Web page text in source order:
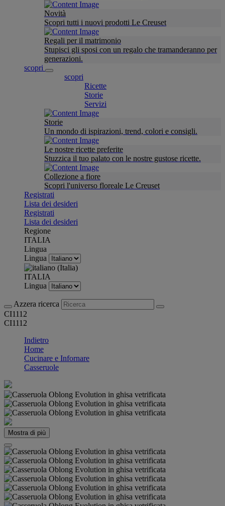
Novità
Scopri tutti i nuovi prodotti Le Creuset
Regali per il matrimonio
Stupisci gli sposi con un regalo che tramanderanno per
generazioni.
scopri
scopri
Ricette
Storie
Servizi
Storie
Un mondo di ispirazioni, trend, colori e consigli.
Le nostre ricette preferite
Stuzzica il tuo palato con le nostre gustose ricette.
Collezione a fiore
Scopri l'universo floreale Le Creuset
Registrati
Lista dei desideri
Registrati
Lista dei desideri
Regione
ITALIA
Lingua
Lingua
ITALIA
Lingua
Azzera ricerca
CI1112
CI1112
Indietro
Home
Cucinare e Infornare
Casseruole
Mostra di più